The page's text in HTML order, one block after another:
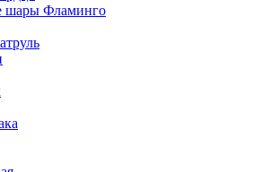
шары Фламинго